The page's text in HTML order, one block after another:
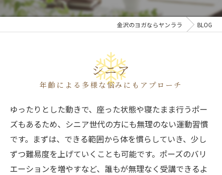
金沢のヨガならヤンララ BLOG
シニア
年齡による多様な悩みにもアプローチ
ゆったりとした動きで、座った状態や寝たまま行うポー
ズもあるため、シニア世代の方にも無理のない運動習慣
です。まずは、できる範囲から体を慣らしていき、少し
ずつ難易度を上げていくことも可能です。ポーズのバリ
エーションを増やすなど、誰もが無理なく受講できるよ